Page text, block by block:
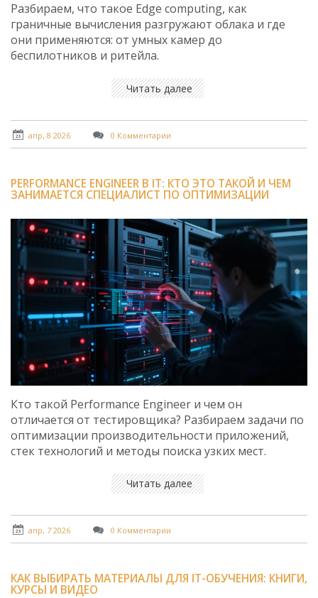
Разбираем, что такое Edge computing, как
граничные вычисления разгружают облака и где
они применяются: от умных камер до
беспилотников и ритейла.
Читать далее
апр, 8 2026 0 Комментарии
PERFORMANCE ENGINEER В IT: КТО ЭТО ТАКОЙ И ЧЕМ
ЗАНИМАЕТСЯ СПЕЦИАЛИСТ ПО ОПТИМИЗАЦИИ
Кто такой Performance Engineer и чем он
отличается от тестировщика? Разбираем задачи по
оптимизации производительности приложений,
стек технологий и методы поиска узких мест.
Читать далее
апр, 7 2026 0 Комментарии
КАК ВЫБИРАТЬ МАТЕРИАЛЫ ДЛЯ IT-ОБУЧЕНИЯ: КНИГИ,
КУРСЫ И ВИДЕО